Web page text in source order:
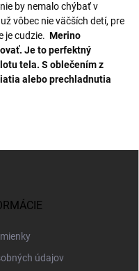
by nemalo chýbať v
vôbec nie väčších detí, pre
je cudzie. Merino
Je to perfektný
tela. S oblečením z
alebo prechladnutia
údajov